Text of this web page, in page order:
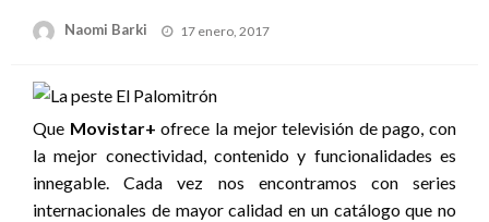
Naomi Barki
Publicado
17 enero, 2017
Que Movistar+ ofrece la mejor televisión de pago, con
la mejor conectividad, contenido y funcionalidades es
innegable. Cada vez nos encontramos con series
internacionales de mayor calidad en un catálogo que no